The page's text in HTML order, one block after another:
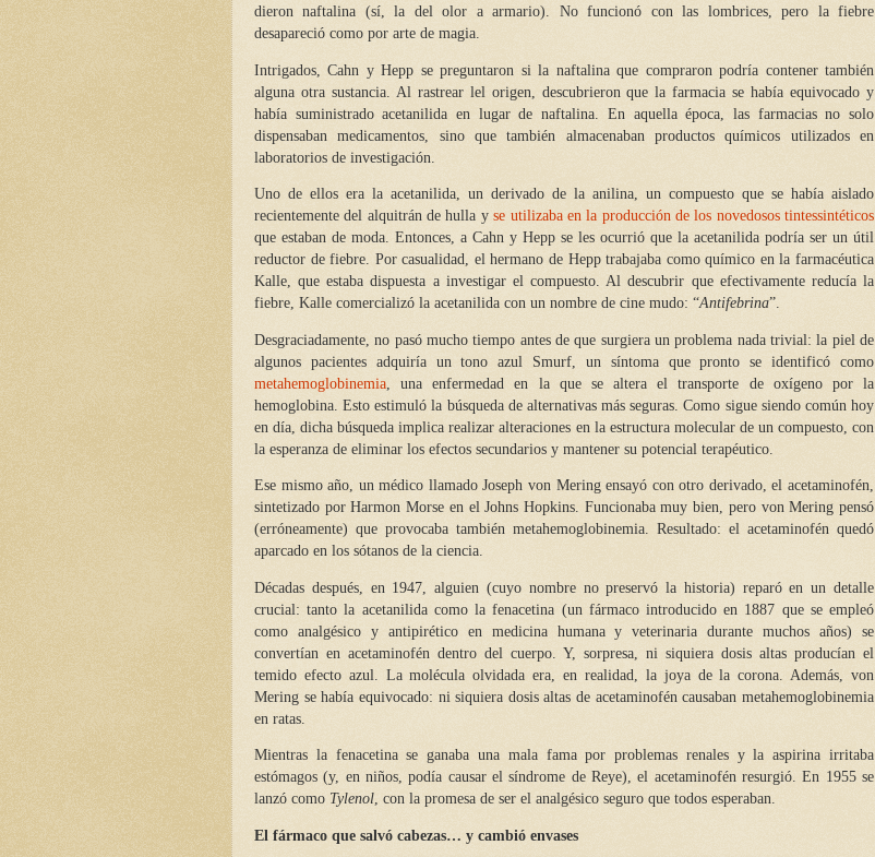
dieron naftalina (sí, la del olor a armario). No funcionó con las lombrices, pero la fiebre
desapareció como por arte de magia.
Intrigados, Cahn y Hepp se preguntaron si la naftalina que compraron podría contener también
alguna otra sustancia. Al rastrear lel origen, descubrieron que la farmacia se había equivocado y
había suministrado acetanilida en lugar de naftalina. En aquella época, las farmacias no solo
dispensaban medicamentos, sino que también almacenaban productos químicos utilizados en
laboratorios de investigación.
Uno de ellos era la acetanilida, un derivado de la anilina, un compuesto que se había aislado
recientemente del alquitrán de hulla yse utilizaba en la producción de los novedosos tintessintéticos
que estaban de moda. Entonces, a Cahn y Hepp se les ocurrió que la acetanilida podría ser un útil
reductor de fiebre. Por casualidad, el hermano de Hepp trabajaba como químico en la farmacéutica
Kalle, que estaba dispuesta a investigar el compuesto. Al descubrir que efectivamente reducía la
fiebre, Kalle comercializó la acetanilida con un nombre de cine mudo: “Antifebrina”.
Desgraciadamente, no pasó mucho tiempo antes de que surgiera un problema nada trivial: la piel de
algunos pacientes adquiría un tono azul Smurf, un síntoma que pronto se identificó como
metahemoglobinemia , una enfermedad en la que se altera el transporte de oxígeno por la
hemoglobina. Esto estimuló la búsqueda de alternativas más seguras. Como sigue siendo común hoy
en día, dicha búsqueda implica realizar alteraciones en la estructura molecular de un compuesto, con
la esperanza de eliminar los efectos secundarios y mantener su potencial terapéutico.
Ese mismo año, un médico llamado Joseph von Mering ensayó con otro derivado, el acetaminofén,
sintetizado por Harmon Morse en el Johns Hopkins. Funcionaba muy bien, pero von Mering pensó
(erróneamente) que provocaba también metahemoglobinemia. Resultado: el acetaminofén quedó
aparcado en los sótanos de la ciencia.
Décadas después, en 1947, alguien (cuyo nombre no preservó la historia) reparó en un detalle
crucial: tanto la acetanilida como la fenacetina (un fármaco introducido en 1887 que se empleó
como analgésico y antipirético en medicina humana y veterinaria durante muchos años) se
convertían en acetaminofén dentro del cuerpo. Y, sorpresa, ni siquiera dosis altas producían el
temido efecto azul. La molécula olvidada era, en realidad, la joya de la corona. Además, von
Mering se había equivocado: ni siquiera dosis altas de acetaminofén causaban metahemoglobinemia
en ratas.
Mientras la fenacetina se ganaba una mala fama por problemas renales y la aspirina irritaba
estómagos (y, en niños, podía causar el síndrome de Reye), el acetaminofén resurgió. En 1955 se
lanzó como Tylenol, con la promesa de ser el analgésico seguro que todos esperaban.
El fármaco que salvó cabezas… y cambió envases